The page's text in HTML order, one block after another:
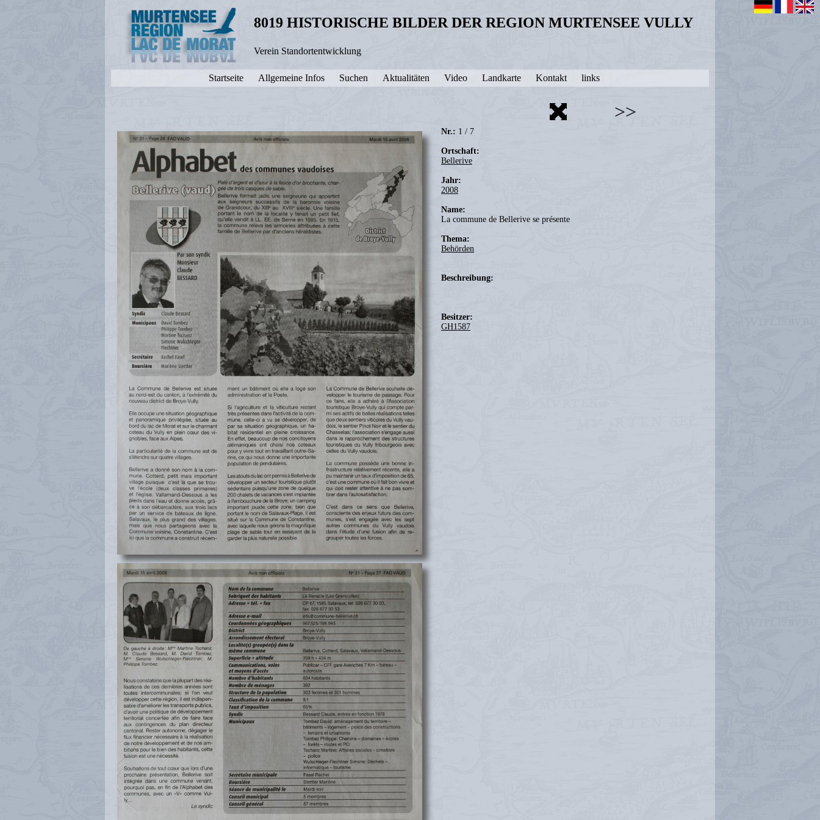
8019 HISTORISCHE BILDER DER REGION MURTENSEE VULLY
Verein Standortentwicklung
Startseite Allgemeine Infos Suchen Aktualitäten Video Landkarte Kontakt links
>>
Nr.: 1 / 7
Ortschaft:
Bellerive
Jahr:
2008
Name:
La commune de Bellerive se présente
Thema:
Behörden
Beschreibung:
Besitzer:
GH1587